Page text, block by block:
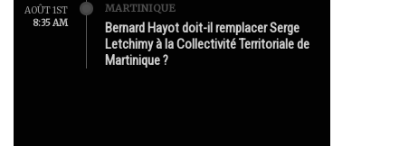
AOÛT 1ST
8:35 AM
MARTINIQUE
Bernard Hayot doit-il remplacer Serge
Letchimy à la Collectivité Territoriale de
Martinique ?